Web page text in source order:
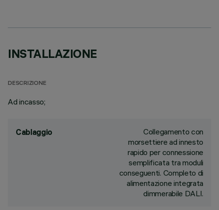
INSTALLAZIONE
DESCRIZIONE
Ad incasso;
Cablaggio
Collegamento con
morsettiere ad innesto
rapido per connessione
semplificata tra moduli
conseguenti. Completo di
alimentazione integrata
dimmerabile DALI.